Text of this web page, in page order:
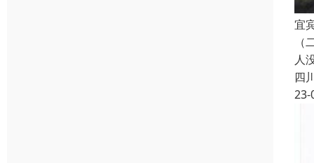
宜
人
四
23-